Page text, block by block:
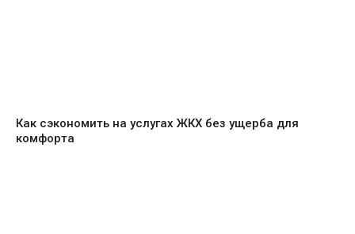
Как сэкономить на услугах ЖКХ без ущерба для
комфорта